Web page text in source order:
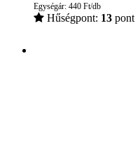
Egységár: 440 Ft/db
Hűségpont: 13 pont